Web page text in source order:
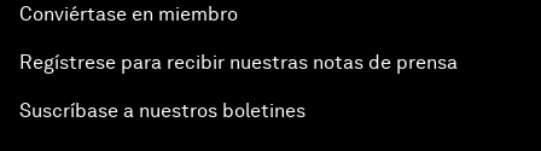
Conviértase en miembro
Regístrese para recibir nuestras notas de prensa
Suscríbase a nuestros boletines